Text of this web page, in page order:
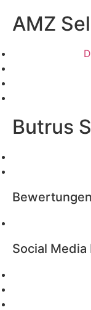
AMZ
Butrus
Bewertungen
Social Media